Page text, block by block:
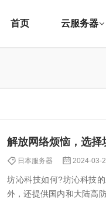
首页 云服务器
解放网络烦恼，选
日本服务器 2024-03-
坊沁科技如何?坊沁科技
外，还提供国内和大陆高